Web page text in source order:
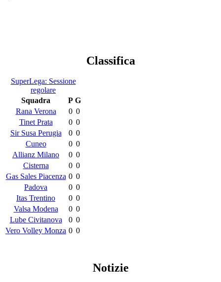
Classifica
SuperLega: Sessione
regolare
Squadra
P G
Rana Verona
0 0
Tinet Prata
0 0
Sir Susa Perugia
0 0
Cuneo
0 0
Allianz Milano
0 0
Cisterna
0 0
Gas Sales Piacenza 0 0
Padova
0 0
Itas Trentino
0 0
Valsa Modena
0 0
Lube Civitanova
0 0
Vero Volley Monza 0 0
Notizie